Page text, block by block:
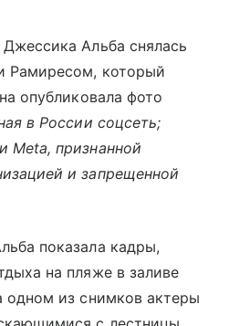
Альба снялась
Рамиресом, который
опубликовала фото
в России соцсеть;
Meta, признанной
и запрещенной
показала кадры,
на пляже в заливе
одном из снимков актеры